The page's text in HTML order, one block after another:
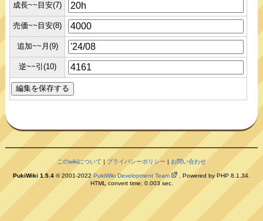
成長~~目安(7)
売価~~目安(8)
追加~~月(9)
逆~~引(10)
このwikiについて |プライバシーポリシー | お問い合わせ
PukiWiki 1.5.4 © 2001-2022PukiWiki Development Team
. Powered by PHP 8.1.34.
HTML convert time: 0.003 sec.